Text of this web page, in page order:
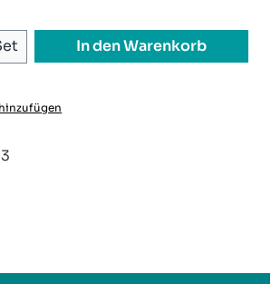
Gib den
In den Warenkorb